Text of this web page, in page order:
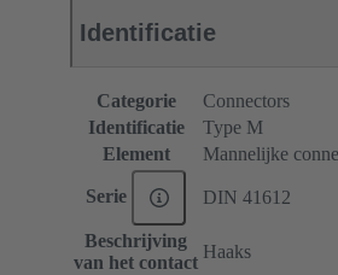
Identificatie
Categorie
Connectors
Identificatie
Type M
Element
Mannelijke
Serie DIN 41612
Beschrijving
van het contact
Haaks